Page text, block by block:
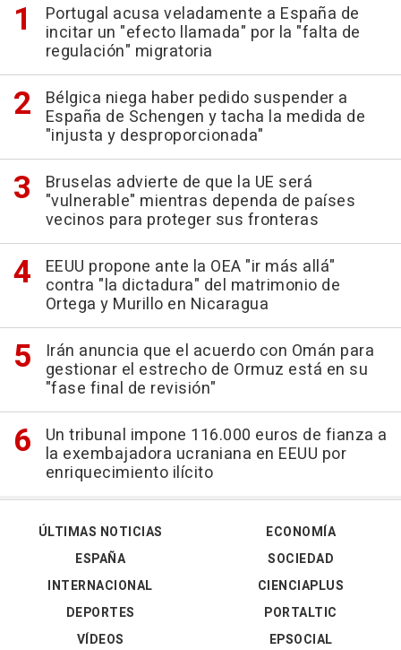
Portugal acusa veladamente a España de
incitar un "efecto llamada" por la "falta de
regulación" migratoria
Bélgica niega haber pedido suspender a
España de Schengen y tacha la medida de
"injusta y desproporcionada"
Bruselas advierte de que la UE será
"vulnerable" mientras dependa de países
vecinos para proteger sus fronteras
EEUU propone ante la OEA "ir más allá"
contra "la dictadura" del matrimonio de
Ortega y Murillo en Nicaragua
Irán anuncia que el acuerdo con Omán para
gestionar el estrecho de Ormuz está en su
"fase final de revisión"
Un tribunal impone 116.000 euros de fianza a
la exembajadora ucraniana en EEUU por
enriquecimiento ilícito
ÚLTIMAS NOTICIAS
ESPAÑA
INTERNACIONAL
DEPORTES
VÍDEOS
ECONOMÍA
SOCIEDAD
CIENCIAPLUS
PORTALTIC
EPSOCIAL